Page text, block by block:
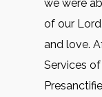
we were
of our Lord
and love.
Services